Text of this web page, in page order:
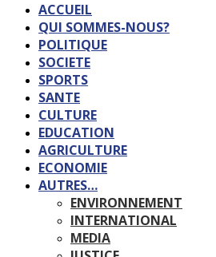
ACCUEIL
QUI SOMMES-NOUS?
POLITIQUE
SOCIETE
SPORTS
SANTE
CULTURE
EDUCATION
AGRICULTURE
ECONOMIE
AUTRES…
ENVIRONNEMENT
INTERNATIONAL
MEDIA